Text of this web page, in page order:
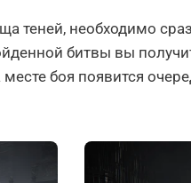
теней, необходимо
битвы вы
месте боя появится